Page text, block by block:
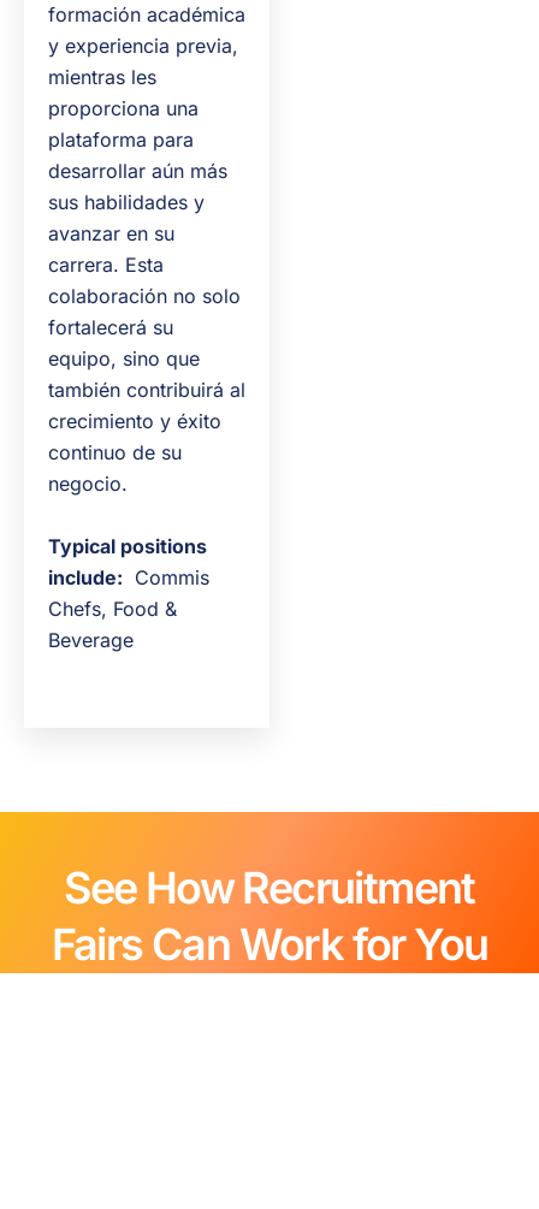
formación académica
y experiencia previa,
mientras les
proporciona una
plataforma para
desarrollar aún más
sus habilidades y
avanzar en su
carrera. Esta
colaboración no solo
fortalecerá su
equipo, sino que
también contribuirá al
crecimiento y éxito
continuo de su
negocio.
Typical positions
include: Commis
Chefs, Food &
Beverage
See How Recruitment
Fairs Can Work for You